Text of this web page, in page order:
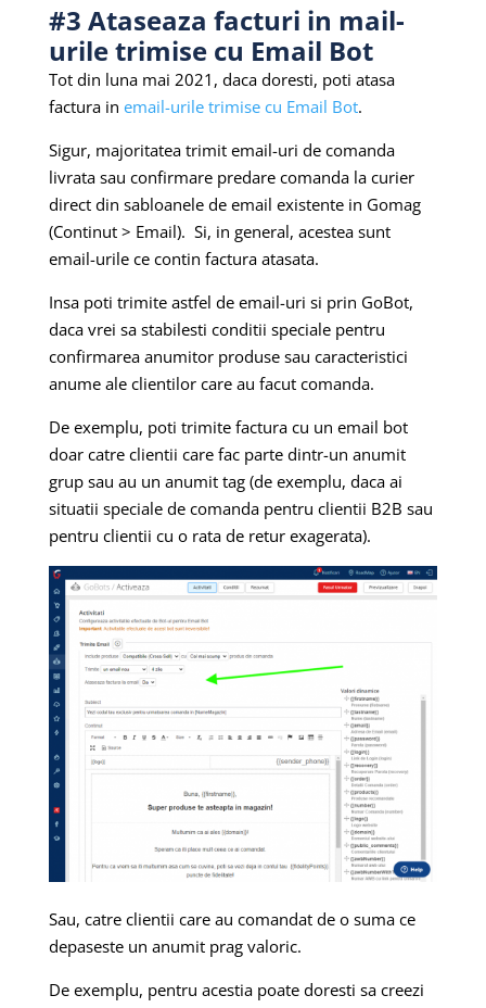
#3 Ataseaza facturi in mail-
urile trimise cu Email Bot
Tot din luna mai 2021, daca doresti, poti atasa
factura in email-urile trimise cu Email Bot.
Sigur, majoritatea trimit email-uri de comanda
livrata sau confirmare predare comanda la curier
direct din sabloanele de email existente in Gomag
(Continut > Email). Si, in general, acestea sunt
email-urile ce contin factura atasata.
Insa poti trimite astfel de email-uri si prin GoBot,
daca vrei sa stabilesti conditii speciale pentru
confirmarea anumitor produse sau caracteristici
anume ale clientilor care au facut comanda.
De exemplu, poti trimite factura cu un email bot
doar catre clientii care fac parte dintr-un anumit
grup sau au un anumit tag (de exemplu, daca ai
situatii speciale de comanda pentru clientii B2B sau
pentru clientii cu o rata de retur exagerata).
Sau, catre clientii care au comandat de o suma ce
depaseste un anumit prag valoric.
De exemplu, pentru acestia poate doresti sa creezi